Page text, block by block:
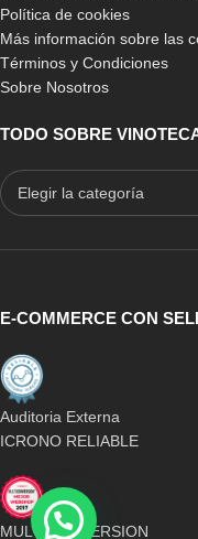
Política de cookies
Más información sobre las
Términos y Condiciones
Sobre Nosotros
TODO SOBRE
E-COMMERCE CON
Auditoria Externa
ICRONO RELIABLE
MULTICONVERSION